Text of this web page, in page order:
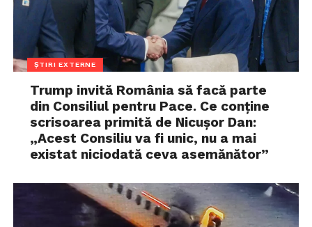
ȘTIRI EXTERNE
Trump invită România să facă parte
din Consiliul pentru Pace. Ce conține
scrisoarea primită de Nicușor Dan:
„Acest Consiliu va fi unic, nu a mai
existat niciodată ceva asemănător”